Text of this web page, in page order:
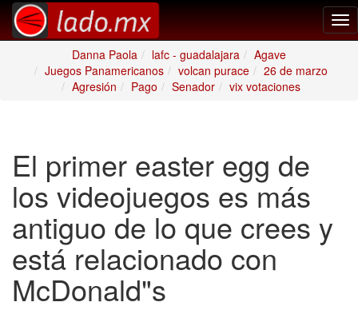
Danna Paola
lafc - guadalajara
Agave
Juegos Panamericanos
volcan purace
26 de marzo
Agresión
Pago Senador vix votaciones
El primer easter egg de
los videojuegos es más
antiguo de lo que crees y
está relacionado con
McDonald"s